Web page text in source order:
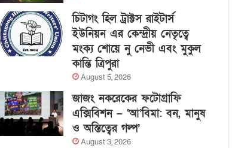
চিটাগং হিল ট্রাক্টস রাইটার্স
ইউনিয়ন এর কেন্দ্রীয় নেতৃত্বে
মংক্য শোয়ে নু নেভী এবং মুকুল
কান্তি ত্রিপুরা
August 5, 2026
জাজং নকরেকের ফটোগ্রাফি
এক্সিবিশন – ‘আ’বিমা: বন, মানুষ
ও অস্তিত্বের গল্প’
August 3, 2026